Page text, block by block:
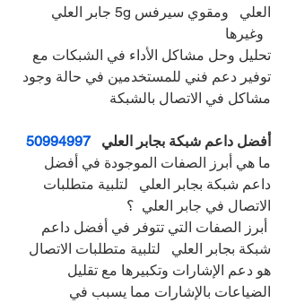
العلي   ومقوي سيرفس 5g جابر العلي
وغيرها
تحليل وحل مشاكل الأداء في الشبكات مع
توفير دعم فني للمستخدمين في حالة وجود
مشاكل في الاتصال بالشبكة
أفضل داعم شبكة بجابر العلي 50994997
ما هي أبرز الصفات الموجودة في أفضل
داعم شبكة بجابر العلي   لتلبية متطلبات
الاتصال في جابر العلي  ؟
أبرز الصفات التي تتوفر في أفضل داعم
شبكة بجابر العلي   لتلبية متطلبات الاتصال
هو دعم الإشارات وتكبيرها مع تقليل
الضياعات بالإشارات مما يسبب في